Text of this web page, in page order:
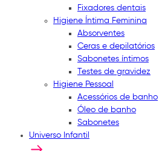
Fixadores dentais
Higiene Íntima Feminina
Absorventes
Ceras e depilatórios
Sabonetes íntimos
Testes de gravidez
Higiene Pessoal
Acessórios de banho
Óleo de banho
Sabonetes
Universo Infantil